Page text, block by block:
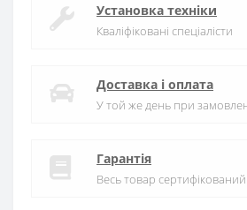
Установка техніки
Кваліфіковані спеціалісти
Доставка і оплата
У той же день при
Гарантія
Весь товар сертифікований